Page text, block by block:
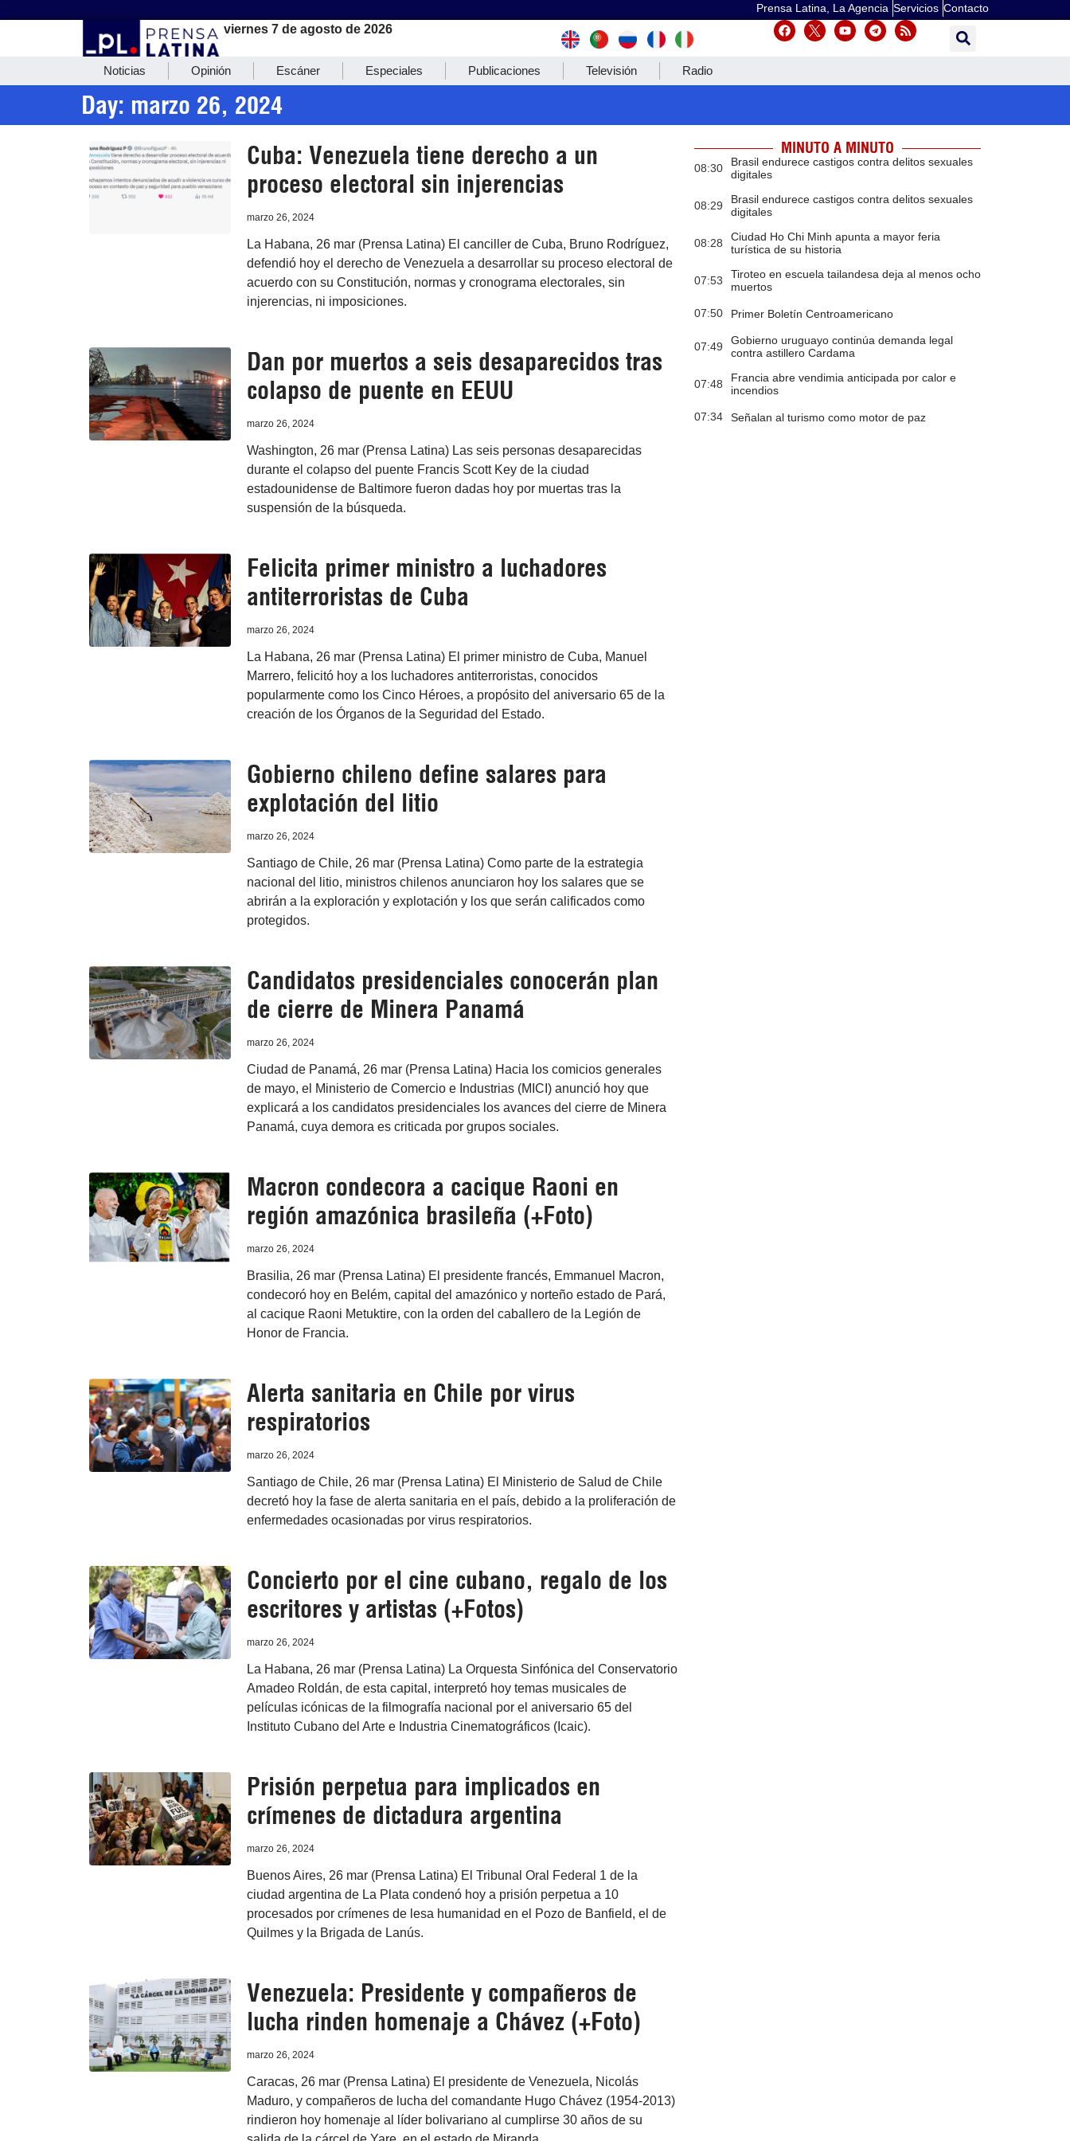
Prensa Latina, La Agencia Servicios Contacto
viernes 7 de agosto de 2026
Noticias Opinión Escáner Especiales Publicaciones Televisión Radio
Day: marzo 26, 2024
Cuba: Venezuela tiene derecho a un
proceso electoral sin injerencias
marzo 26, 2024
La Habana, 26 mar (Prensa Latina) El canciller de Cuba, Bruno Rodríguez,
defendió hoy el derecho de Venezuela a desarrollar su proceso electoral de
acuerdo con su Constitución, normas y cronograma electorales, sin
injerencias, ni imposiciones.
Dan por muertos a seis desaparecidos tras
colapso de puente en EEUU
marzo 26, 2024
Washington, 26 mar (Prensa Latina) Las seis personas desaparecidas
durante el colapso del puente Francis Scott Key de la ciudad
estadounidense de Baltimore fueron dadas hoy por muertas tras la
suspensión de la búsqueda.
Felicita primer ministro a luchadores
antiterroristas de Cuba
marzo 26, 2024
La Habana, 26 mar (Prensa Latina) El primer ministro de Cuba, Manuel
Marrero, felicitó hoy a los luchadores antiterroristas, conocidos
popularmente como los Cinco Héroes, a propósito del aniversario 65 de la
creación de los Órganos de la Seguridad del Estado.
Gobierno chileno define salares para
explotación del litio
marzo 26, 2024
Santiago de Chile, 26 mar (Prensa Latina) Como parte de la estrategia
nacional del litio, ministros chilenos anunciaron hoy los salares que se
abrirán a la exploración y explotación y los que serán calificados como
protegidos.
Candidatos presidenciales conocerán plan
de cierre de Minera Panamá
marzo 26, 2024
Ciudad de Panamá, 26 mar (Prensa Latina) Hacia los comicios generales
de mayo, el Ministerio de Comercio e Industrias (MICI) anunció hoy que
explicará a los candidatos presidenciales los avances del cierre de Minera
Panamá, cuya demora es criticada por grupos sociales.
Macron condecora a cacique Raoni en
región amazónica brasileña (+Foto)
marzo 26, 2024
Brasilia, 26 mar (Prensa Latina) El presidente francés, Emmanuel Macron,
condecoró hoy en Belém, capital del amazónico y norteño estado de Pará,
al cacique Raoni Metuktire, con la orden del caballero de la Legión de
Honor de Francia.
Alerta sanitaria en Chile por virus
respiratorios
marzo 26, 2024
Santiago de Chile, 26 mar (Prensa Latina) El Ministerio de Salud de Chile
decretó hoy la fase de alerta sanitaria en el país, debido a la proliferación de
enfermedades ocasionadas por virus respiratorios.
Concierto por el cine cubano, regalo de los
escritores y artistas (+Fotos)
marzo 26, 2024
La Habana, 26 mar (Prensa Latina) La Orquesta Sinfónica del Conservatorio
Amadeo Roldán, de esta capital, interpretó hoy temas musicales de
películas icónicas de la filmografía nacional por el aniversario 65 del
Instituto Cubano del Arte e Industria Cinematográficos (Icaic).
Prisión perpetua para implicados en
crímenes de dictadura argentina
marzo 26, 2024
Buenos Aires, 26 mar (Prensa Latina) El Tribunal Oral Federal 1 de la
ciudad argentina de La Plata condenó hoy a prisión perpetua a 10
procesados por crímenes de lesa humanidad en el Pozo de Banfield, el de
Quilmes y la Brigada de Lanús.
Venezuela: Presidente y compañeros de
lucha rinden homenaje a Chávez (+Foto)
marzo 26, 2024
Caracas, 26 mar (Prensa Latina) El presidente de Venezuela, Nicolás
Maduro, y compañeros de lucha del comandante Hugo Chávez (1954-2013)
rindieron hoy homenaje al líder bolivariano al cumplirse 30 años de su
MINUTO A MINUTO
08:30
Brasil endurece castigos contra delitos sexuales
digitales
08:29
Brasil endurece castigos contra delitos sexuales
digitales
08:28
Ciudad Ho Chi Minh apunta a mayor feria
turística de su historia
07:53
Tiroteo en escuela tailandesa deja al menos ocho
muertos
07:50 Primer Boletín Centroamericano
07:49
Gobierno uruguayo continúa demanda legal
contra astillero Cardama
07:48
Francia abre vendimia anticipada por calor e
incendios
07:34 Señalan al turismo como motor de paz